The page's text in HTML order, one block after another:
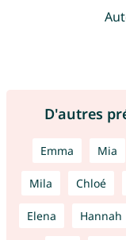
D'autres
Emma Mia
Mila Chloé
Elena Hannah